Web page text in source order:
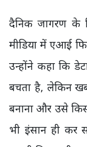
दैनिक जागरण के
मीडिया में एआई
उन्होंने कहा कि
बचता है, लेकिन
बनाना और उसे
भी इंसान ही कर